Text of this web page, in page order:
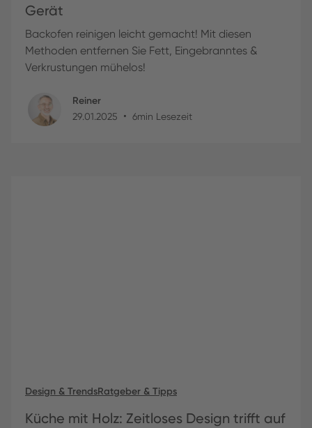
Gerät
Backofen reinigen leicht gemacht! Mit diesen
Methoden entfernen Sie Fett, Eingebranntes &
Verkrustungen mühelos!
Reiner
29 01 2025 • 6min Lesezeit
Design & TrendsRatgeber & Tipps
Küche mit Holz: Zeitloses Design trifft auf